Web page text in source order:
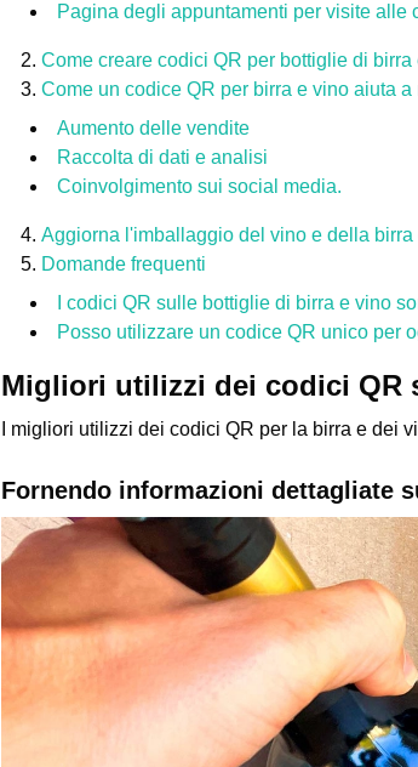
Pagina degli appuntamenti per visite alle
Come creare codici QR per bottiglie di birra
Come un codice QR per birra e vino aiuta
Aumento delle vendite
Raccolta di dati e analisi
Coinvolgimento sui social media.
Aggiorna l'imballaggio del vino e della
Domande frequenti
I codici QR sulle bottiglie di birra e vino
Posso utilizzare un codice QR unico per
Migliori utilizzi dei codici QR
I migliori utilizzi dei codici QR per la birra e dei
Fornendo informazioni dettagliate